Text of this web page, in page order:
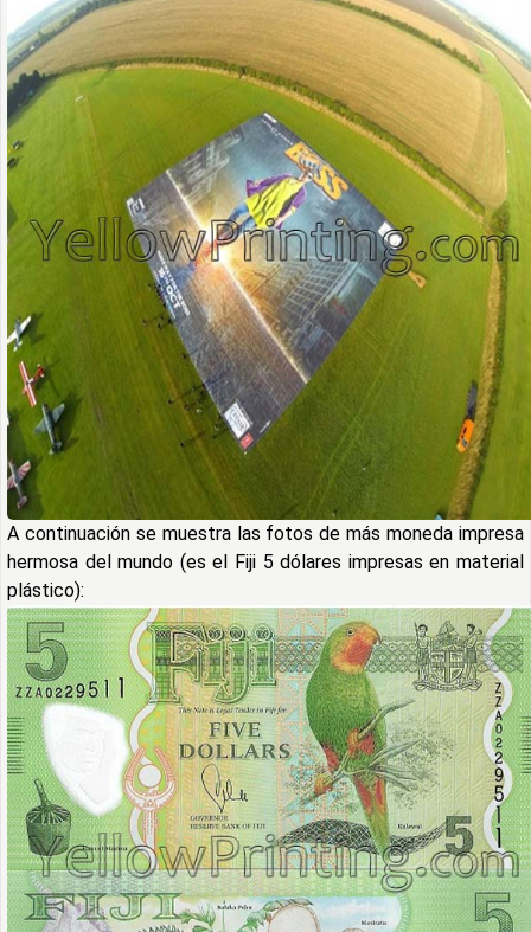
A continuación se muestra las fotos de más moneda impresa
hermosa del mundo (es el Fiji 5 dólares impresas en material
plástico):